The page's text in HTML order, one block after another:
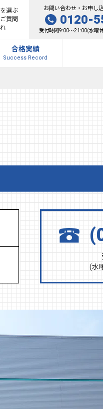
選ぶ
質問
お問い合わせ・お申し
0120-
受付時間9:00～21:00(水曜
合格実績
Success Record
(水